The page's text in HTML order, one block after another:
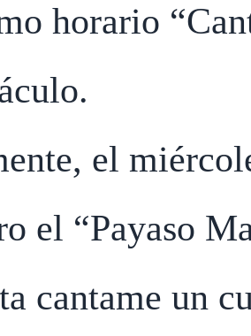
horario
el
el “Payaso
cantame un